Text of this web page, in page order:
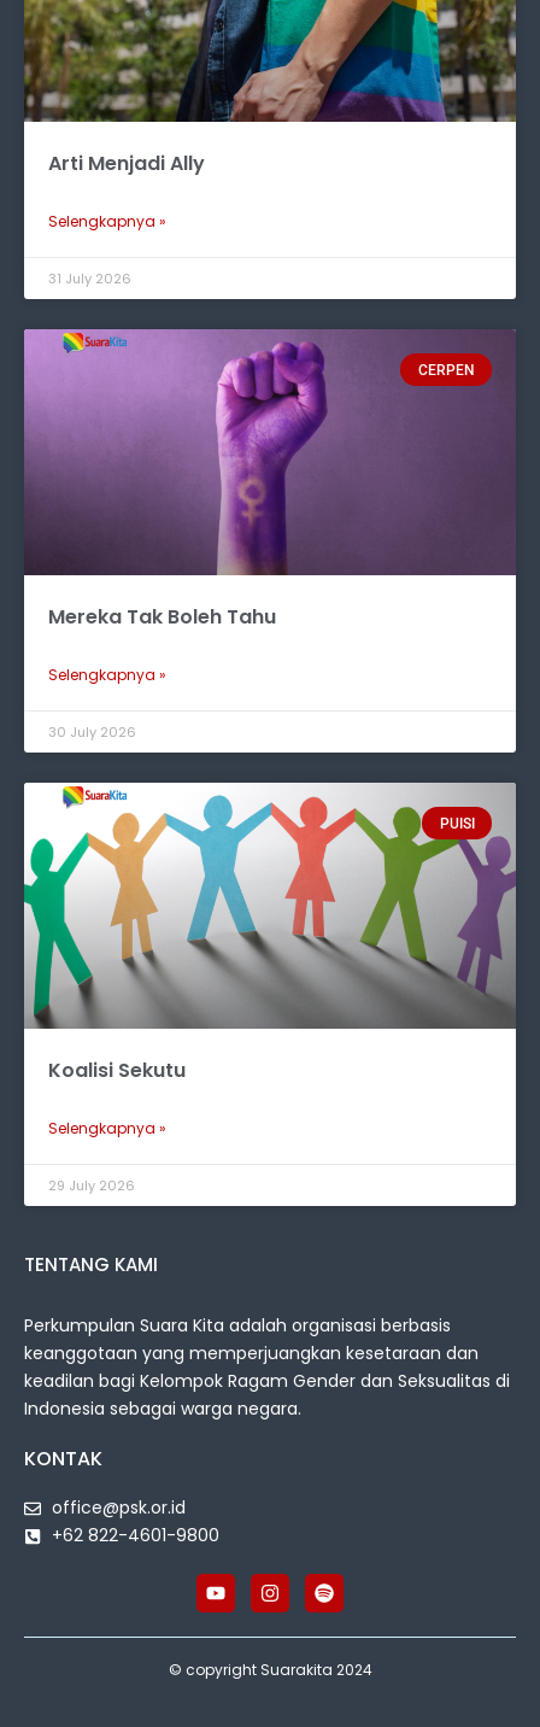
Arti Menjadi Ally
Selengkapnya »
31 July 2026
CERPEN
Mereka Tak Boleh Tahu
Selengkapnya »
30 July 2026
PUISI
Koalisi Sekutu
Selengkapnya »
29 July 2026
TENTANG KAMI
Perkumpulan Suara Kita adalah organisasi berbasis
keanggotaan yang memperjuangkan kesetaraan dan
keadilan bagi Kelompok Ragam Gender dan Seksualitas di
Indonesia sebagai warga negara.
KONTAK
office@psk.or.id
+62 822-4601-9800
© copyright Suarakita 2024